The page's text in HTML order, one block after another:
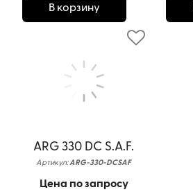
В корзину
ARG 330 DC S.A.F.
Артикул: ARG-330-DCSAF
Цена по запросу